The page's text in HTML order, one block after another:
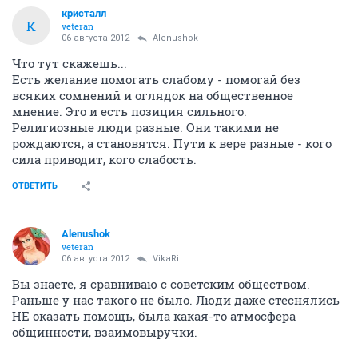
К
кристалл
veteran
06 августа 2012 Alenushok
Что тут скажешь...
Есть желание помогать слабому - помогай без
всяких сомнений и оглядок на общественное
мнение. Это и есть позиция сильного.
Религиозные люди разные. Они такими не
рождаются, а становятся. Пути к вере разные - кого
сила приводит, кого слабость.
ОТВЕТИТЬ
Alenushok
veteran
06 августа 2012 VikaRi
Вы знаете, я сравниваю с советским обществом.
Раньше у нас такого не было. Люди даже стеснялись
НЕ оказать помощь, была какая-то атмосфера
общинности, взаимовыручки.